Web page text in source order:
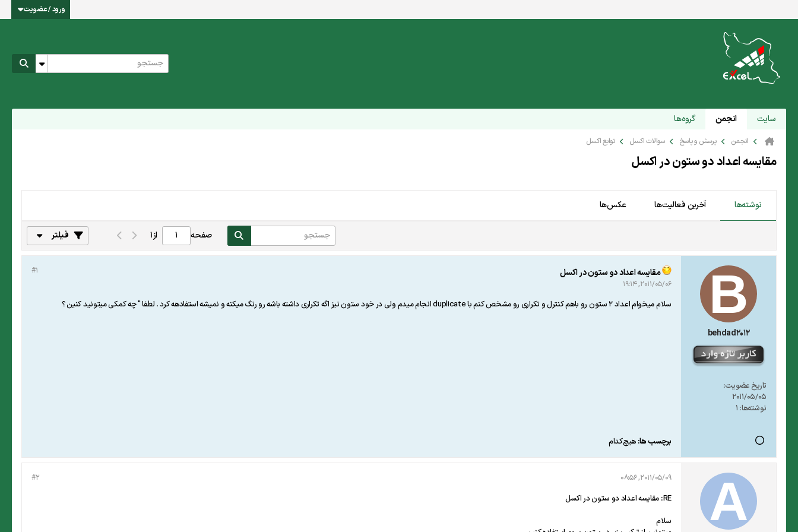
ورود / عضویت
سایت انجمن گروه‌ها
انجمن پرسش و پاسخ سوالات اکسل توابع اکسل
مقایسه اعداد دو ستون در اکسل
نوشته‌ها آخرین فعالیت‌ها عکس‌ها
صفحه از1 فیلتر
behdad2012
تاریخ عضویت:
2011/05/05
نوشته‌ها: 1
#1 مقایسه اعداد دو ستون در اکسل
2011/05/06, 19:14
سلام میخوام اعداد 2 ستون رو باهم کنترل و تکراری رو مشخص کنم با duplicate انجام میدم ولی در خود ستون نیز اگه تکراری داشته باشه رو رنگ میکنه و نمیشه استفادهه کرد . لطفا " چه کمکی میتونید کنین ؟
برچسب ها: هیچ‌کدام
#2 2011/05/09, 08:56
RE: مقایسه اعداد دو ستون در اکسل
سلام